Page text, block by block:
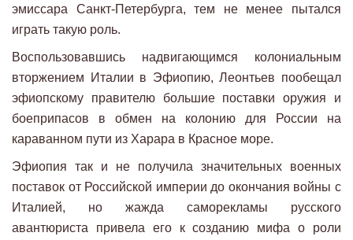
эмиссара Санкт-Петербурга, тем не менее пытался
играть такую ​​роль.
Воспользовавшись надвигающимся колониальным
вторжением Италии в Эфиопию, Леонтьев пообещал
эфиопскому правителю большие поставки оружия и
боеприпасов в обмен на колонию для России на
караванном пути из Харара в Красное море.
Эфиопия так и не получила значительных военных
поставок от Российской империи до окончания войны с
Италией, но жажда саморекламы русского
авантюриста привела его к созданию мифа о роли